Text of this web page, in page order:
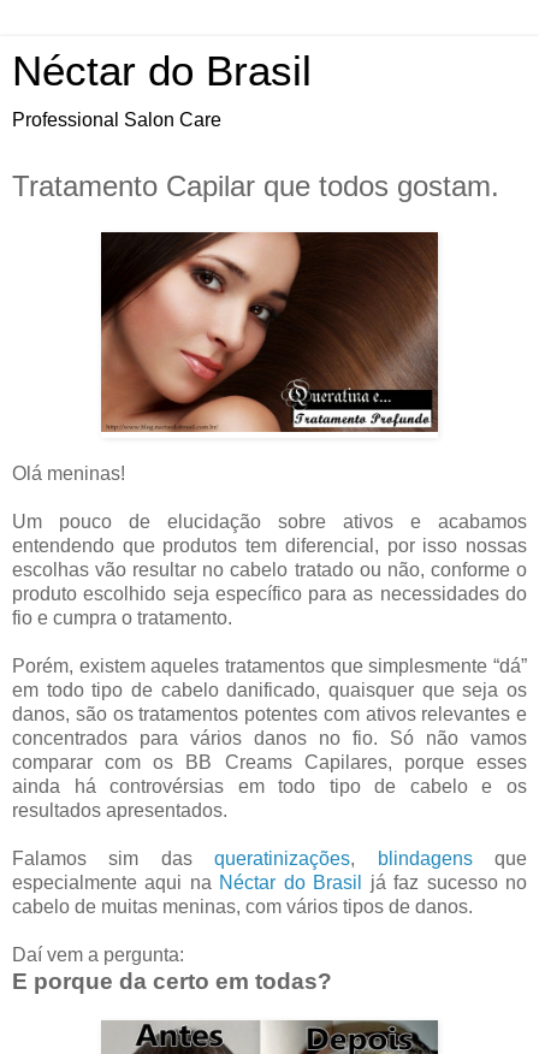
Néctar do Brasil
Professional Salon Care
Tratamento Capilar que todos gostam.
Olá meninas!
Um pouco de elucidação sobre ativos e acabamos
entendendo que produtos tem diferencial, por isso nossas
escolhas vão resultar no cabelo tratado ou não, conforme o
produto escolhido seja específico para as necessidades do
fio e cumpra o tratamento.
Porém, existem aqueles tratamentos que simplesmente “dá”
em todo tipo de cabelo danificado, quaisquer que seja os
danos, são os tratamentos potentes com ativos relevantes e
concentrados para vários danos no fio. Só não vamos
comparar com os BB Creams Capilares, porque esses
ainda há controvérsias em todo tipo de cabelo e os
resultados apresentados.
Falamos sim dasqueratinizações, blindagensque
especialmente aqui na Néctar do Brasil
já faz sucesso no
cabelo de muitas meninas, com vários tipos de danos.
Daí vem a pergunta:
E porque da certo em todas?